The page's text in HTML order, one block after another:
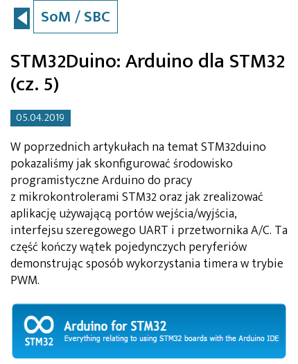
SoM / SBC
STM32Duino: Arduino dla STM32
(cz. 5)
05.04.2019
W poprzednich artykułach na temat STM32duino
pokazaliśmy jak skonfigurować środowisko
programistyczne Arduino do pracy
z mikrokontrolerami STM32 oraz jak zrealizować
aplikację używającą portów wejścia/wyjścia,
interfejsu szeregowego UART i przetwornika A/C. Ta
część kończy wątek pojedynczych peryferiów
demonstrując sposób wykorzystania timera w trybie
PWM.